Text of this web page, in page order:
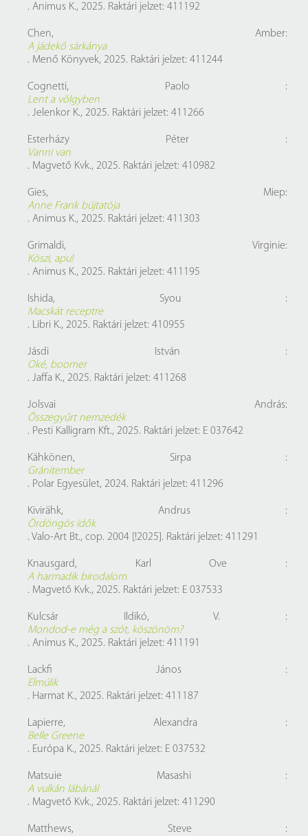
. Animus K., 2025. Raktári jelzet: 411192
Chen, Amber:
A jádekő sárkánya
. Menő Könyvek, 2025. Raktári jelzet: 411244
Cognetti, Paolo :
Lent a völgyben
. Jelenkor K., 2025. Raktári jelzet: 411266
Esterházy Péter :
Vanni van
. Magvető Kvk., 2025. Raktári jelzet: 410982
Gies, Miep:
Anne Frank bújtatója
. Animus K., 2025. Raktári jelzet: 411303
Grimaldi, Virginie:
Köszi, apu!
. Animus K., 2025. Raktári jelzet: 411195
Ishida, Syou :
Macskát receptre
. Libri K., 2025. Raktári jelzet: 410955
Jásdi István :
Oké, boomer
. Jaffa K., 2025. Raktári jelzet: 411268
Jolsvai András:
Összegyűrt nemzedék
. Pesti Kalligram Kft., 2025. Raktári jelzet: E 037642
Kähkönen, Sirpa :
Gránitember
. Polar Egyesület, 2024. Raktári jelzet: 411296
Kivirähk, Andrus :
Ördöngös idők
. Valo-Art Bt., cop. 2004 [!2025]. Raktári jelzet: 411291
Knausgard, Karl Ove :
A harmadik birodalom
. Magvető Kvk., 2025. Raktári jelzet: E 037533
Kulcsár Ildikó, V. :
Mondod-e még a szót, köszönöm?
. Animus K., 2025. Raktári jelzet: 411191
Lackfi János :
Elmúlik
. Harmat K., 2025. Raktári jelzet: 411187
Lapierre, Alexandra :
Belle Greene
. Európa K., 2025. Raktári jelzet: E 037532
Matsuie Masashi :
A vulkán lábánál
. Magvető Kvk., 2025. Raktári jelzet: 411290
Matthews, Steve :